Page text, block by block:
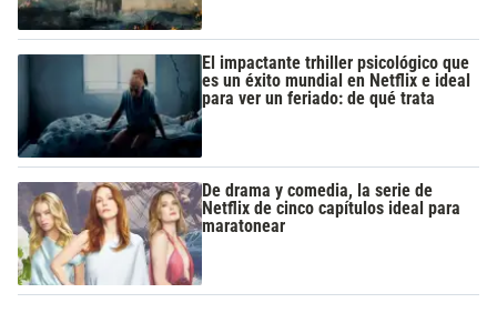
El impactante trhiller psicológico que
es un éxito mundial en Netflix e ideal
para ver un feriado: de qué trata
De drama y comedia, la serie de
Netflix de cinco capítulos ideal para
maratonear